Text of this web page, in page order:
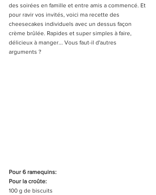
des soirées en famille et entre amis a commencé. Et
pour ravir vos invités, voici ma recette des
cheesecakes individuels avec un dessus façon
crème brûlée. Rapides et super simples à faire,
délicieux à manger... Vous faut-il d'autres
arguments ?
Pour 6 ramequins:
Pour la croûte:
100 g de biscuits